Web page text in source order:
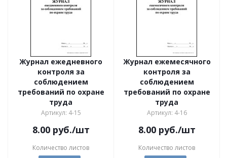
Журнал ежедневного
контроля за
соблюдением
требований по охране
труда
Артикул: 4-15
8.00руб./шт
Количество листов
Журнал ежемесячного
контроля за
соблюдением
требований по охране
труда
Артикул: 4-16
8.00руб./шт
Количество листов